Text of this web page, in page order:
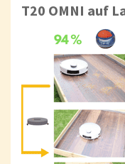
T20 OMNI auf